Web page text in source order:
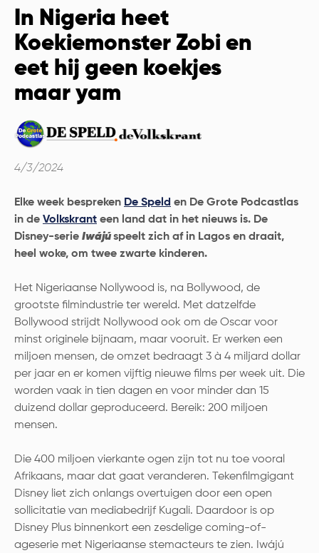
In Nigeria heet
Koekiemonster Zobi en
eet hij geen koekjes
maar yam
4/3/2024
Elke week bespreken De Speld en De Grote Podcastlas
in de Volkskrant een land dat in het nieuws is. De
Disney-serie Iwájúspeelt zich af in Lagos en draait,
heel woke, om twee zwarte kinderen.
Het Nigeriaanse Nollywood is, na Bollywood, de
grootste filmindustrie ter wereld. Met datzelfde
Bollywood strijdt Nollywood ook om de Oscar voor
minst originele bijnaam, maar vooruit. Er werken een
miljoen mensen, de omzet bedraagt 3 à 4 miljard dollar
per jaar en er komen vijftig nieuwe films per week uit. Die
worden vaak in tien dagen en voor minder dan 15
duizend dollar geproduceerd. Bereik: 200 miljoen
mensen.
Die 400 miljoen vierkante ogen zijn tot nu toe vooral
Afrikaans, maar dat gaat veranderen. Tekenfilmgigant
Disney liet zich onlangs overtuigen door een open
sollicitatie van mediabedrijf Kugali. Daardoor is op
Disney Plus binnenkort een zesdelige coming-of-
ageserie met Nigeriaanse stemacteurs te zien. Iwájú